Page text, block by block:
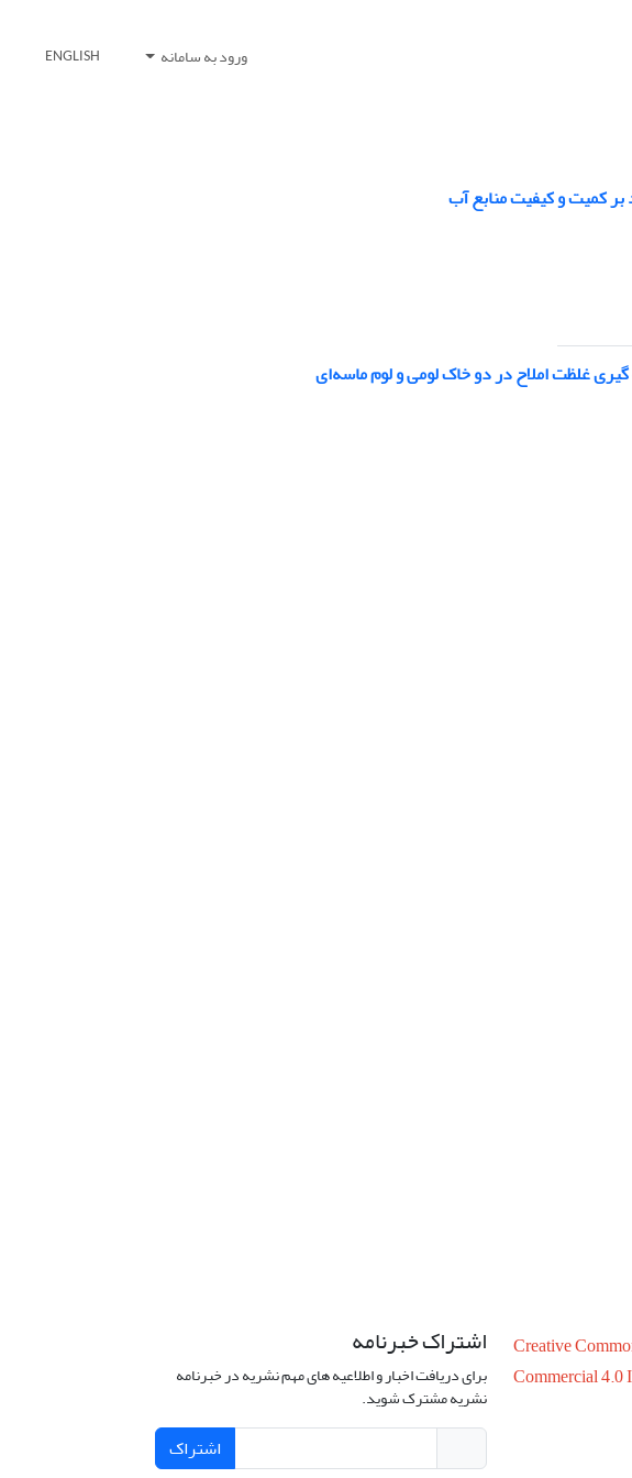
ورود به سامانه ENGLISH
بر کمیت و کیفیت منابع آب
Creative
Commercial 4.0
اشتراک خبرنامه
برای دریافت اخبار و اطلاعیه های مهم نشریه در خبرنامه
نشریه مشترک شوید.
اشتراک